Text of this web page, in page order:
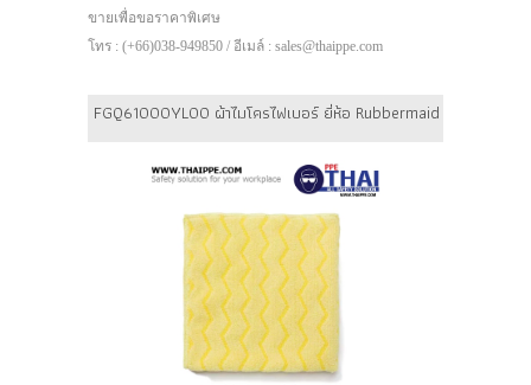
ขายเพื่อขอราคาพิเศษ
โทร : (+66)038-949850 / อีเมล์ : sales@thaippe.com
FGQ61000YL00 ผ้าไมโครไฟเบอร์ ยี่ห้อ Rubbermaid